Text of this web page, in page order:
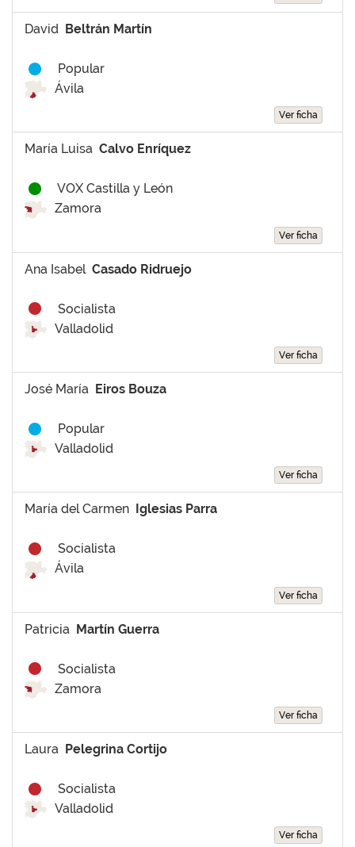
David Beltrán Martín
Popular
Ávila
Ver ficha
María Luisa Calvo Enríquez
VOX Castilla y León
Zamora
Ver ficha
Ana Isabel Casado Ridruejo
Socialista
Valladolid
Ver ficha
José María Eiros Bouza
Popular
Valladolid
Ver ficha
María del Carmen Iglesias Parra
Socialista
Ávila
Ver ficha
Patricia Martín Guerra
Socialista
Zamora
Ver ficha
Laura Pelegrina Cortijo
Socialista
Valladolid
Ver ficha